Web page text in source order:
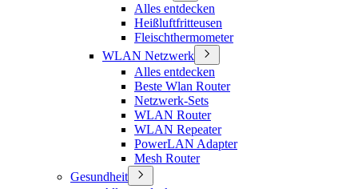
Alles entdecken
Heißluftfritteusen
Fleischthermometer
WLAN Netzwerk
Alles entdecken
Beste Wlan Router
Netzwerk-Sets
WLAN Router
WLAN Repeater
PowerLAN Adapter
Mesh Router
Gesundheit